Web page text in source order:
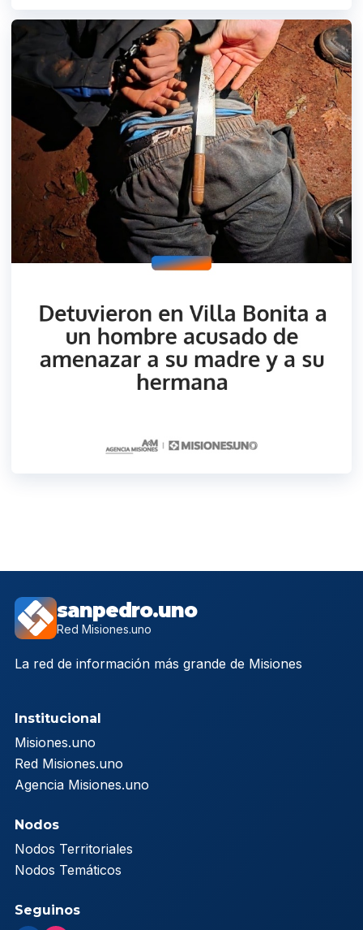
sanpedro.uno
Red Misiones.uno
La red de información más grande de Misiones
Institucional
Misiones.uno
Red Misiones.uno
Agencia Misiones.uno
Nodos
Nodos Territoriales
Nodos Temáticos
Seguinos